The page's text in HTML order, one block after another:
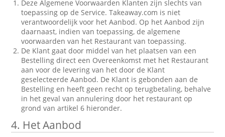
Deze Algemene Voorwaarden Klanten zijn slechts van
toepassing op de Service. Takeaway.com is niet
verantwoordelijk voor het Aanbod. Op het Aanbod zijn
daarnaast, indien van toepassing, de algemene
voorwaarden van het Restaurant van toepassing.
De Klant gaat door middel van het plaatsen van een
Bestelling direct een Overeenkomst met het Restaurant
aan voor de levering van het door de Klant
geselecteerde Aanbod. De Klant is gebonden aan de
Bestelling en heeft geen recht op terugbetaling, behalve
in het geval van annulering door het restaurant op
grond van artikel 6 hieronder.
4. Het Aanbod